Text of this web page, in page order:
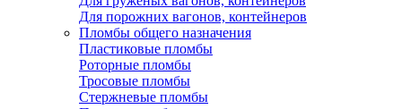
Для порожних вагонов, контейнеров
Пломбы общего назначения
Пластиковые пломбы
Роторные пломбы
Тросовые пломбы
Стержневые пломбы